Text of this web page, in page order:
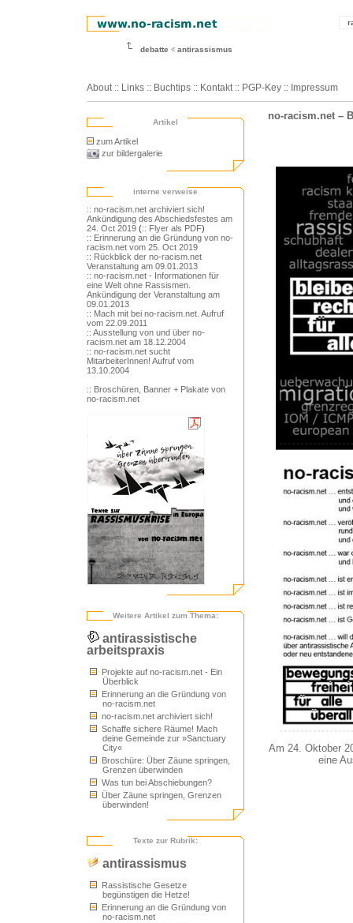
debatte antirassismus
About :: Links :: Buchtips :: Kontakt :: PGP-Key :: Impressum
Artikel
zum Artikel
zur bildergalerie
interne verweise
:: no-racism.net archiviert sich!
Ankündigung des Abschiedsfestes am
24. Oct 2019 (:: Flyer als PDF)
:: Erinnerung an die Gründung von no-
racism.net vom 25. Oct 2019
:: Rückblick der no-racism.net
Veranstaltung am 09.01.2013
:: no-racism.net - Informationen für
eine Welt ohne Rassismen.
Ankündigung der Veranstaltung am
09.01.2013
:: Mach mit bei no-racism.net. Aufruf
vom 22.09.2011
:: Ausstellung von und über no-
racism.net am 18.12.2004
:: no-racism.net sucht
MitarbeiterInnen! Aufruf vom
13.10.2004
:: Broschüren, Banner + Plakate von
no-racism.net
Weitere Artikel zum Thema:
antirassistische
arbeitspraxis
Projekte auf no-racism.net - Ein
Überblick
Erinnerung an die Gründung von
no-racism.net
no-racism.net archiviert sich!
Schaffe sichere Räume! Mach
deine Gemeinde zur »Sanctuary
City«
Broschüre: Über Zäune springen,
Grenzen überwinden
Was tun bei Abschiebungen?
Über Zäune springen, Grenzen
überwinden!
Texte zur Rubrik:
antirassismus
Rassistische Gesetze
begünstigen die Hetze!
Erinnerung an die Gründung von
no-racism.net
no-racism.net –
Am 24. Oktober
eine